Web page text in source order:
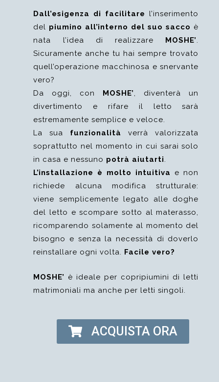
Dall’esigenza di facilitare l’inserimento
del piumino all’interno del suo sacco è
nata l’idea di realizzare
MOSHE’.
Sicuramente anche tu hai sempre trovato
quell’operazione macchinosa e snervante
vero?
Da oggi, con
MOSHE’, diventerà un
divertimento e rifare il letto sarà
estremamente semplice e veloce.
La sua funzionalità
verrà valorizzata
soprattutto nel momento in cui sarai solo
in casa e nessuno potrà aiutarti.
L’installazione è molto intuitiva
e non
richiede alcuna modifica strutturale:
viene semplicemente legato alle doghe
del letto e scompare sotto al materasso,
ricomparendo solamente al momento del
bisogno e senza la necessità di doverlo
reinstallare ogni volta. Facile vero?
MOSHE’ è ideale per copripiumini di letti
matrimoniali ma anche per letti singoli.
ACQUISTA ORA